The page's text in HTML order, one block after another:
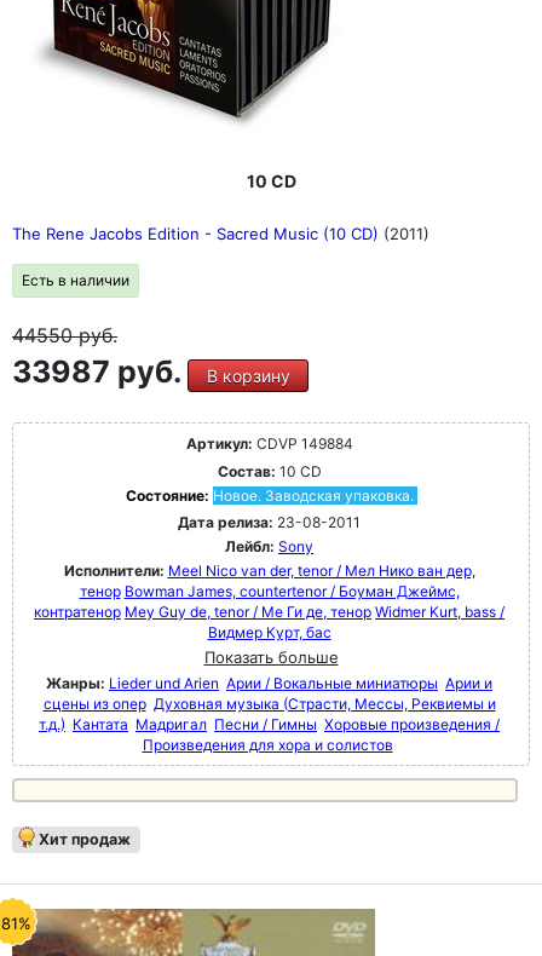
10 CD
The Rene Jacobs Edition - Sacred Music (10 CD) (2011)
Есть в наличии
44550руб.
33987 руб. В корзину
Артикул: CDVP 149884
Состав: 10 CD
Состояние: Новое. Заводская упаковка.
Дата релиза: 23-08-2011
Лейбл: Sony
Исполнители: Meel Nico van der, tenor / Мел Нико ван дер,
тенор Bowman James, countertenor / Боуман Джеймс,
контратенор Mey Guy de, tenor / Ме Ги де, тенор Widmer Kurt, bass /
Видмер Курт, бас
Показать больше
Жанры: Lieder und Arien Арии / Вокальные миниатюры Арии и
сцены из опер Духовная музыка (Страсти, Мессы, Реквиемы и
т.д.) Кантата Мадригал Песни / Гимны Хоровые произведения /
Произведения для хора и солистов
Хит продаж